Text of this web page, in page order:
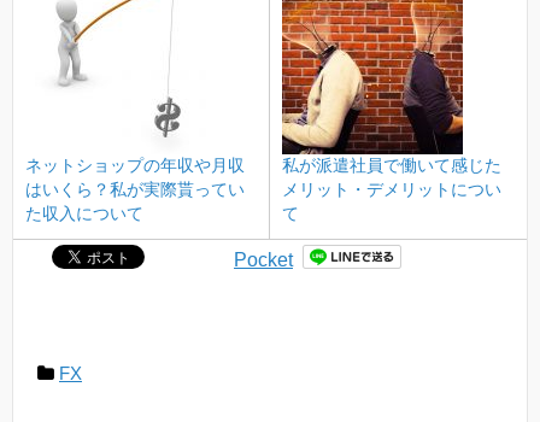
ネットショップの年収や月収
はいくら？私が実際貰ってい
た収入について
私が派遣社員で働いて感じた
メリット・デメリットについ
て
Pocket
FX